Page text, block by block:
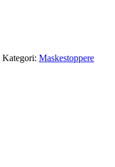
Kategori: Maskestoppere